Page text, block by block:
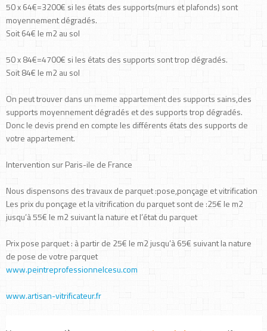
50 x 64€=3200€ si les états des supports(murs et plafonds) sont
moyennement dégradés.
Soit 64€ le m2 au sol
50 x 84€=4700€ si les états des supports sont trop dégradés.
Soit 84€ le m2 au sol
On peut trouver dans un meme appartement des supports sains,des
supports moyennement dégradés et des supports trop dégradés.
Donc le devis prend en compte les différents états des supports de
votre appartement.
Intervention sur Paris-ile de France
Nous dispensons des travaux de parquet :pose,ponçage et vitrification
Les prix du ponçage et la vitrification du parquet sont de :25€ le m2
jusqu’à 55€ le m2 suivant la nature et l’état du parquet
Prix pose parquet : à partir de 25€ le m2 jusqu’à 65€ suivant la nature
de pose de votre parquet
www.peintreprofessionnelcesu.com
www.artisan-vitrificateur.fr